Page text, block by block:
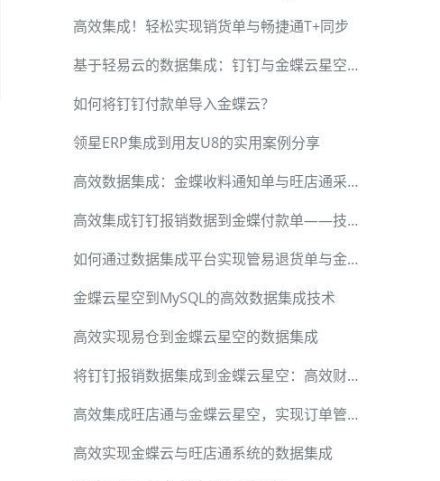
高效集成！轻松实现销货单与畅捷通T+同步
基于轻易云的数据集成：钉钉与金蝶云星空的无缝连接
如何将钉钉付款单导入金蝶云？
领星ERP集成到用友U8的实用案例分享
高效数据集成：金蝶收料通知单与旺店通采购订单开单
高效集成钉钉报销数据到金蝶付款单——技术详解
如何通过数据集成平台实现管易退货单与金蝶销售退货中转单无缝对接
金蝶云星空到MySQL的高效数据集成技术
高效实现易仓到金蝶云星空的数据集成
将钉钉报销数据集成到金蝶云星空：高效财务管理案例
高效集成旺店通与金蝶云星空，实现订单管理自动化
高效实现金蝶云与旺店通系统的数据集成